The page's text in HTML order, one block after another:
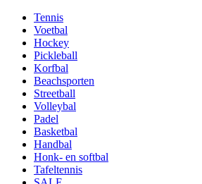
Tennis
Voetbal
Hockey
Pickleball
Korfbal
Beachsporten
Streetball
Volleybal
Padel
Basketbal
Handbal
Honk- en softbal
Tafeltennis